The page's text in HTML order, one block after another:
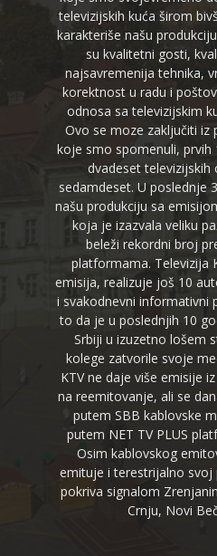
televizijskih kuća širom
karakteriše našu
su kvalitetni gosti,
najsavremenija tehnika,
korektnost u radu i
odnosa sa televizijskim
Ovo se moze zaključiti iz
koje smo spomenuli,
dvadeset televizijskih
sedamdeset. U poslednje
našu produkciju sa
koja je izazvala veliku
beleži rekordni broj
platformama. Televizija
emisija, realizuje još 10
i svakodnevni informativni
to da je u poslednjih 10
Srbiji u izuzetno lošem
kolege zatvorile svoje
KTV ne daje više emisije
na reemitovanje, ali se
putem SBB kablovske
putem NET TV PLUS
Osim kablovskog
emituje i terestrijalno svoj
pokriva signalom
Crnju, Novi